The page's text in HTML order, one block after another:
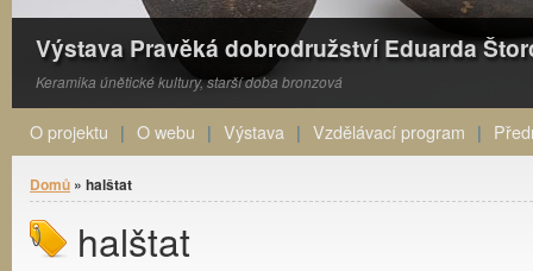
Výstava Pravěká dobrodružství Eduarda
Keramika únětické kultury, starší doba bronzová
O projektu O webu Výstava Vzdělávací program
Jste zde
Domů » halštat
halštat